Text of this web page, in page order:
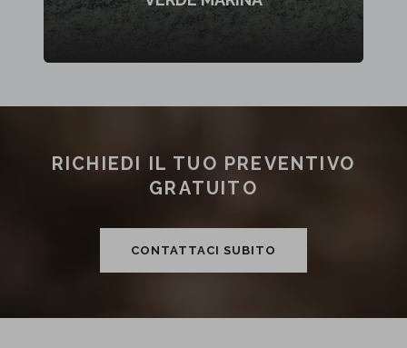
RICHIEDI IL TUO PREVENTIVO
GRATUITO
CONTATTACI SUBITO